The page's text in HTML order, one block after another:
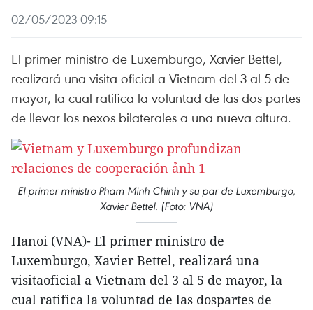
02/05/2023 09:15
El primer ministro de Luxemburgo, Xavier Bettel,
realizará una visita oficial a Vietnam del 3 al 5 de
mayor, la cual ratifica la voluntad de las dos partes
de llevar los nexos bilaterales a una nueva altura.
El primer ministro Pham Minh Chinh y su par de Luxemburgo,
Xavier Bettel. (Foto: VNA)
Hanoi (VNA)- El primer ministro de
Luxemburgo, Xavier Bettel, realizará una
visitaoficial a Vietnam del 3 al 5 de mayor, la
cual ratifica la voluntad de las dospartes de